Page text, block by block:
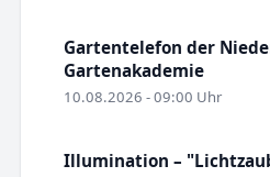
Gartentelefon der
Gartenakademie
10.08.2026 - 09:00 Uhr
Illumination –